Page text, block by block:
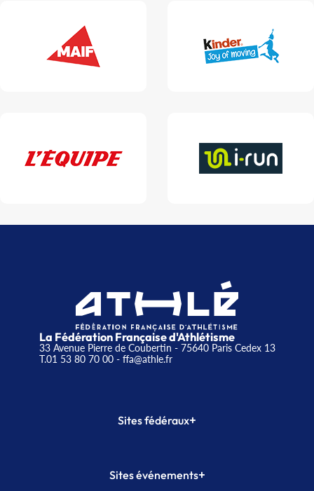
La Fédération Française d'Athlétisme
33 Avenue Pierre de Coubertin - 75640 Paris Cedex 13
T.01 53 80 70 00- ffa@athle.fr
Sites fédéraux+
Plateforme Formation
Sites événements+